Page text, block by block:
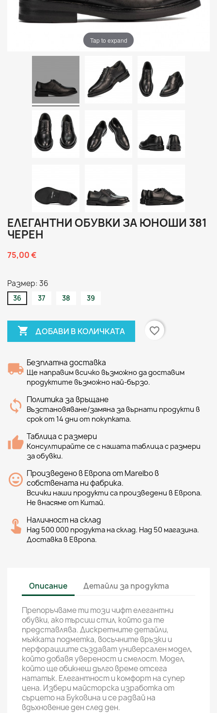
Tap to expand
ЕЛЕГАНТНИ ОБУВКИ ЗА ЮНОШИ 381
ЧЕРЕН
75,00 €
Размер: 36
36 37 38 39
 ДОБАВИ В КОЛИЧКАТА favorite_border
Безплатна доставка
Ще направим всичко възможно да доставим
продуктите възможно най-бързо.
Политика за връщане
Възстановяване/замяна за върнати продукти в
срок от 14 дни от покупката.
Таблица с размери
Консултирайте се с нашата таблица с размери
за обувки.
Произведено в Европа от Marelbo в
собствената ни фабрика.
Всички наши продукти са произведени в Европа.
Не внасяме от Китай.
Наличност на склад
Над 500 000 продукта на склад. Над 50 магазина.
Доставка в Европа.
Описание Детайли за продукта
Препоръчваме ти този чифт елегантни
обувки, ако търсиш стил, който да те
представлява. Дискретните детайли,
мъжката подметка, восъчните връзки и
перфорациите създават универсален модел,
който добавя увереност и смелост. Модел,
който ще обикнеш дълго време отсега
нататък. Елегантност и комфорт на супер
цена. Избери майсторска изработка от
сърцето на Буковина и се радвай на
вдъхновение ден след ден.